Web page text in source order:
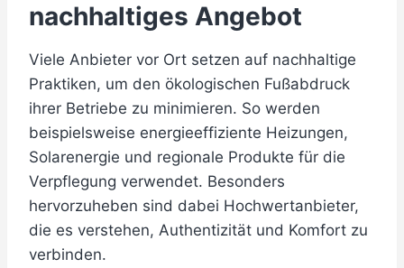
nachhaltiges Angebot
Viele Anbieter vor Ort setzen auf nachhaltige
Praktiken, um den ökologischen Fußabdruck
ihrer Betriebe zu minimieren. So werden
beispielsweise energieeffiziente Heizungen,
Solarenergie und regionale Produkte für die
Verpflegung verwendet. Besonders
hervorzuheben sind dabei Hochwertanbieter,
die es verstehen, Authentizität und Komfort zu
verbinden.